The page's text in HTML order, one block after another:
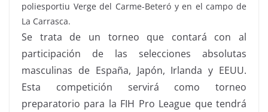
poliesportiu Verge del Carme-Beteró y en el campo de
La Carrasca.
Se trata de un torneo que contará con al
participación de las selecciones absolutas
masculinas de España, Japón, Irlanda y EEUU.
Esta competición servirá como torneo
preparatorio para la FIH Pro League que tendrá